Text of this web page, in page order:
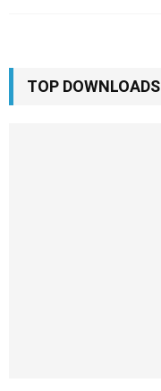
TOP DOWNLOADS